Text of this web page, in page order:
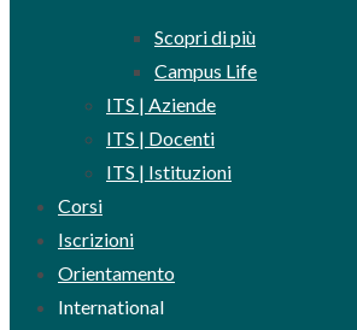
Scopri di più
Campus Life
ITS | Aziende
ITS | Docenti
ITS | Istituzioni
Corsi
Iscrizioni
Orientamento
International